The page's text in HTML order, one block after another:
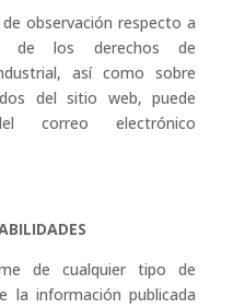
observación respecto a
de los derechos de
así como sobre
del sitio web, puede
correo electrónico
de cualquier tipo de
la información publicada